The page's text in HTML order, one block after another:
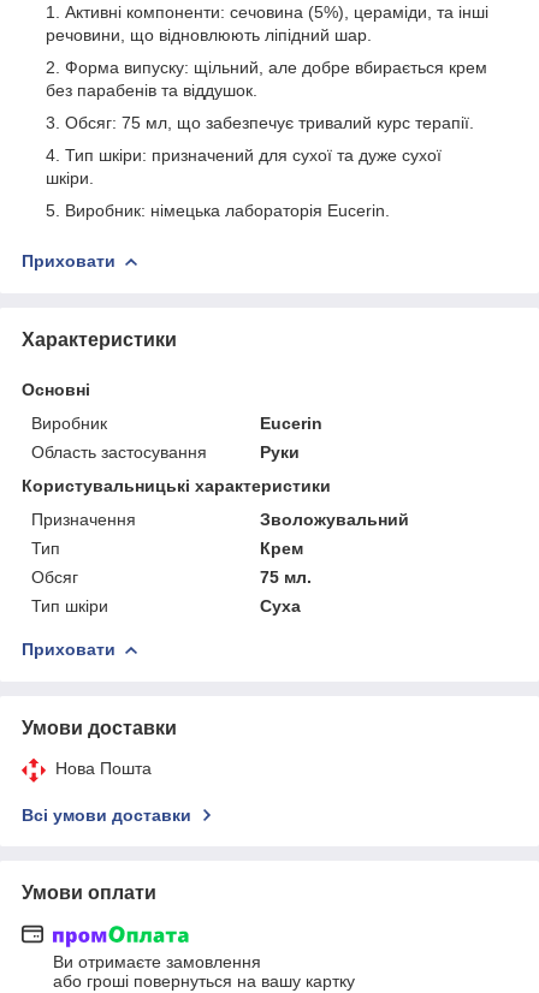
Активні компоненти: сечовина (5%), цераміди, та інші
речовини, що відновлюють ліпідний шар.
Форма випуску: щільний, але добре вбирається крем
без парабенів та віддушок.
Обсяг: 75 мл, що забезпечує тривалий курс терапії.
Тип шкіри: призначений для сухої та дуже сухої
шкіри.
Виробник: німецька лабораторія Eucerin.
Приховати
Характеристики
Основні
Виробник
Eucerin
Область застосування
Руки
Користувальницькі характеристики
Призначення
Зволожувальний
Тип
Крем
Обсяг
75 мл.
Тип шкіри
Суха
Приховати
Умови доставки
Нова Пошта
Всі умови доставки
Умови оплати
Ви отримаєте замовлення
або гроші повернуться на вашу картку